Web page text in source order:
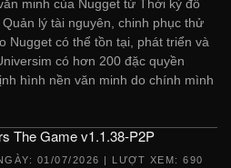
minh của Nugget từ Thời kỳ đồ
lý tài nguyên, chinh phục thử
Nugget có thể tồn tại, phát triển và
có hơn 200 đặc quyền
hình nền văn minh do chính mình
The Game v1.1.38-P2P
01/07/2026 | LƯỢT XEM: 690